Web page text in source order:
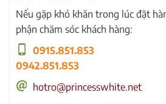
Nếu gặp khó khăn trong lúc đặt
phận chăm sóc khách hàng:
0915.851.853
0942.851.853
hotro@princesswhite.net